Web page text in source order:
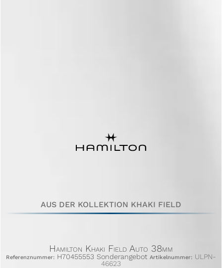
AUS DER KOLLEKTION KHAKI FIELD
Hamilton Khaki Field Auto 38mm
Referenznummer: H70455553 Sonderangebot Artikelnummer: ULPN-
46623